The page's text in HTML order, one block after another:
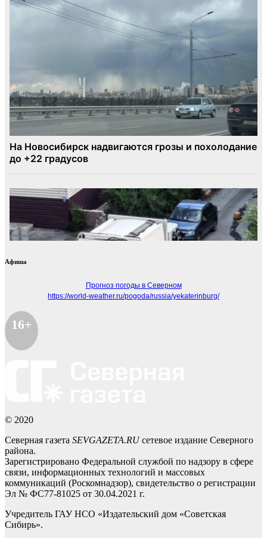
Афиша
Прогноз погоды в Северном
https://world-weather.ru/pogoda/russia/yekaterinburg/
16+
© 2020
Северная газета SEVGAZETA.RUсетевое издание Северного
района.
Зарегистрировано Федеральной службой по надзору в сфере
связи, информационных технологий и массовых
коммуникаций (Роскомнадзор), свидетельство о регистрации
Эл № ФС77-81025 от 30.04.2021 г.
Учредитель ГАУ НСО «Издательский дом «Советская
Сибирь».